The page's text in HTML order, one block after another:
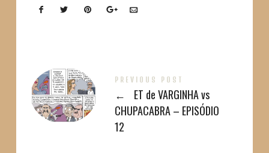
PREVIOUS POST
←
ET de VARGINHA vs
CHUPACABRA – EPISÓDIO
12